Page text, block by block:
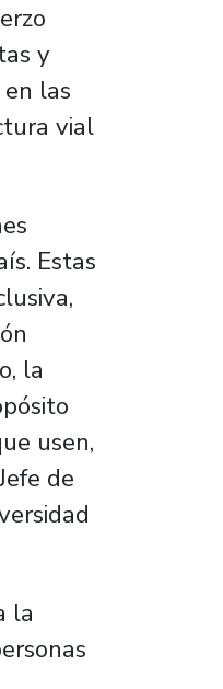
y
las
vial
Estas
la
usen,
de
la